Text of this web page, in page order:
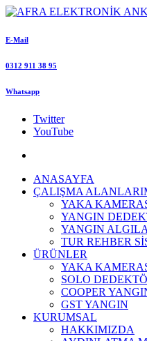
E-Mail
0312 911 38 95
Whatsapp
Twitter
YouTube
ANASAYFA
ÇALIŞMA
YAKA
YANGIN
YANGIN
TUR REHBER
ÜRÜNLER
YAKA
SOLO
COOPER
GST YANGIN
KURUMSAL
HAKKIMIZDA